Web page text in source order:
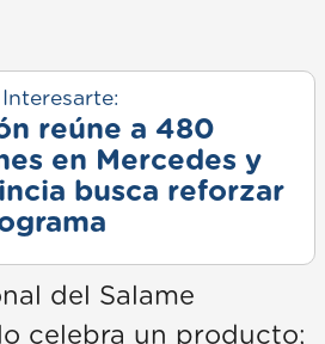
reúne a 480
en Mercedes y
busca reforzar
del Salame
celebra un producto;